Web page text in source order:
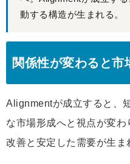
動する構造が生まれる。
関係性が変わると市
Alignmentが成立すると、
な市場形成へと視点が変
改善と安定した需要が生ま